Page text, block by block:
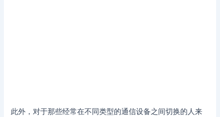
此外，对于那些经常在不同类型的通信设备之间切换的人来